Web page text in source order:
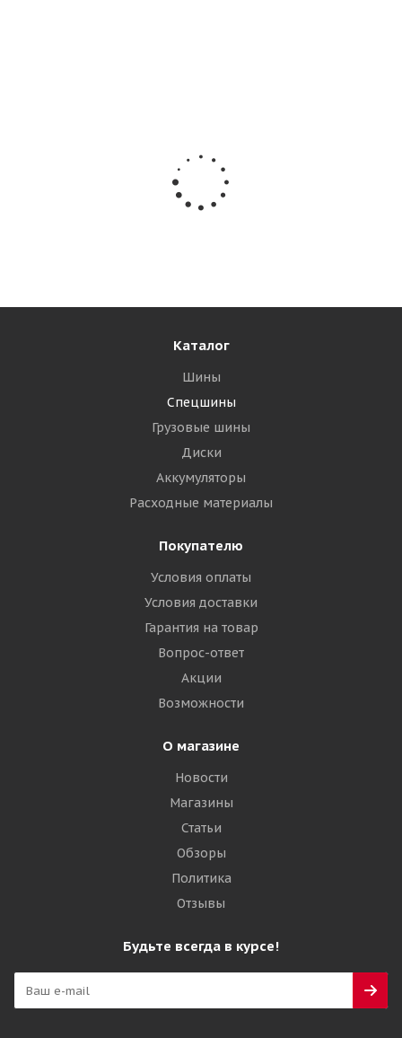
Forerunner 18,5x8,5-8(18x8,5-8) 8PR QH503 TL
3 745₽
Подробнее
Каталог
Шины
Спецшины
Грузовые шины
Диски
Аккумуляторы
Расходные материалы
Покупателю
Условия оплаты
Условия доставки
Гарантия на товар
Вопрос-ответ
Акции
Возможности
О магазине
Новости
Магазины
Статьи
Обзоры
Политика
Отзывы
Будьте всегда в курсе!